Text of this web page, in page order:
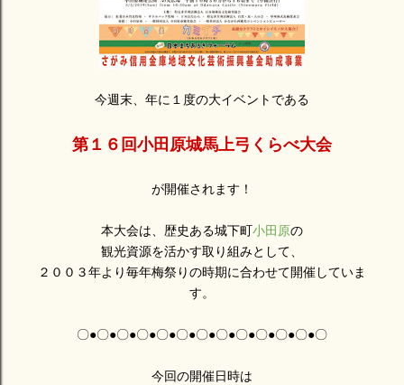
今週末、年に１度の大イベントである
第１６回小田原城馬上弓くらべ大会
が開催されます！
本大会は、歴史ある城下町小田原の
観光資源を活かす取り組みとして、
２００３年より毎年梅祭りの時期に合わせて開催していま
す。
〇●〇●〇●〇●〇●〇●〇●〇●〇●〇●〇●〇●〇
今回の開催日時は